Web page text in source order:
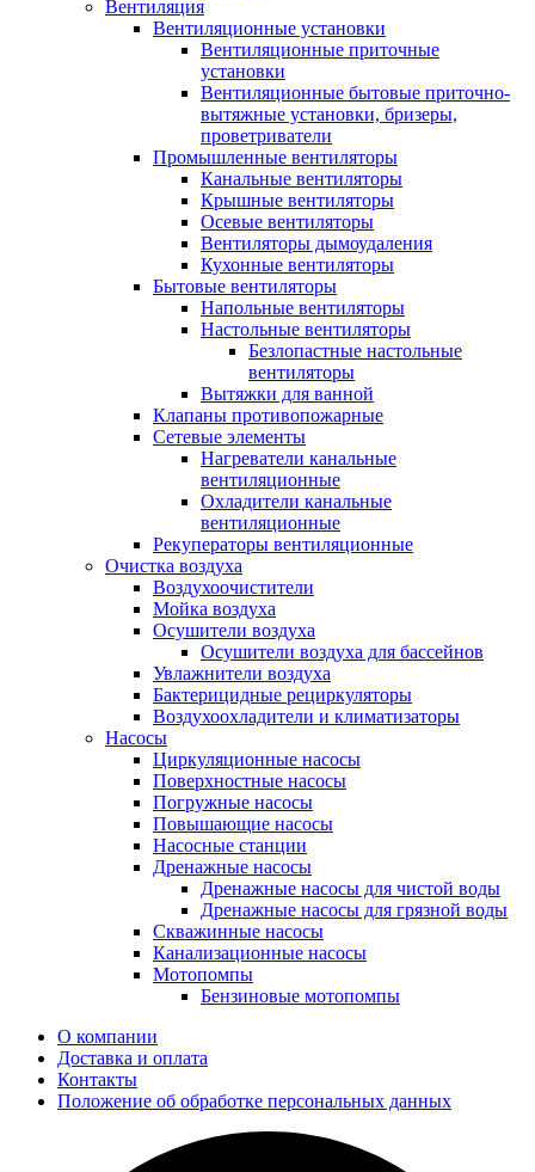
Вентиляция
Вентиляционные установки
Вентиляционные приточные
установки
Вентиляционные бытовые приточно-
вытяжные установки, бризеры,
проветриватели
Промышленные вентиляторы
Канальные вентиляторы
Крышные вентиляторы
Осевые вентиляторы
Вентиляторы дымоудаления
Кухонные вентиляторы
Бытовые вентиляторы
Напольные вентиляторы
Настольные вентиляторы
Безлопастные настольные
вентиляторы
Вытяжки для ванной
Клапаны противопожарные
Сетевые элементы
Нагреватели канальные
вентиляционные
Охладители канальные
вентиляционные
Рекуператоры вентиляционные
Очистка воздуха
Воздухоочистители
Мойка воздуха
Осушители воздуха
Осушители воздуха для бассейнов
Увлажнители воздуха
Бактерицидные рециркуляторы
Воздухоохладители и климатизаторы
Насосы
Циркуляционные насосы
Поверхностные насосы
Погружные насосы
Повышающие насосы
Насосные станции
Дренажные насосы
Дренажные насосы для чистой воды
Дренажные насосы для грязной воды
Скважинные насосы
Канализационные насосы
Мотопомпы
Бензиновые мотопомпы
О компании
Доставка и оплата
Контакты
Положение об обработке персональных данных